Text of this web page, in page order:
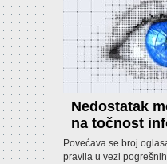
Nedostatak
na točnost
Povećava se broj
pravila u vezi